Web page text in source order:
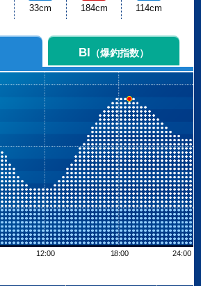
33cm 184cm 114cm
BI （爆釣指数）
12:00 18:00 24:00